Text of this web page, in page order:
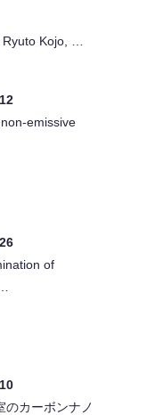
Kojo, …
emissive
of
のカーボンナノ